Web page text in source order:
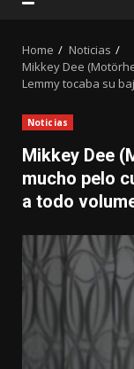
Home
Noticias
Mikkey Dee
Lemmy tocaba su
Noticias
Mikkey Dee
mucho pelo
a todo